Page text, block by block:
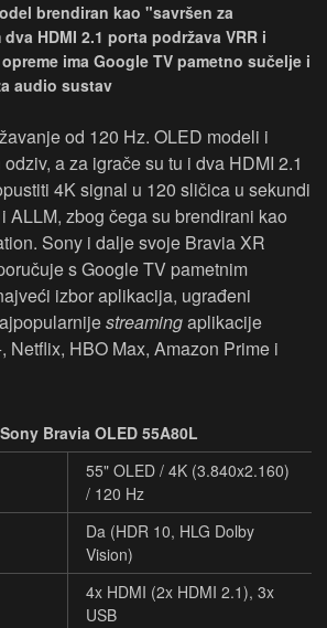
brendiran kao "savršen za
HDMI 2.1 porta podržava VRR i
ima Google TV pametno sučelje i
audio sustav
od 120 Hz. OLED modeli i
a za igrače su tu i dva HDMI 2.1
4K signal u 120 sličica u sekundi
ALLM, zbog čega su brendirani kao
Sony i dalje svoje Bravia XR
s Google TV pametnim
izbor aplikacija, ugrađeni
streamingaplikacije
Netflix, HBO Max, Amazon Prime i
Bravia OLED 55A80L
55" OLED / 4K (3.840x2.160)
/ 120 Hz
Da (HDR 10, HLG Dolby
Vision)
4x HDMI (2x HDMI 2.1), 3x
USB